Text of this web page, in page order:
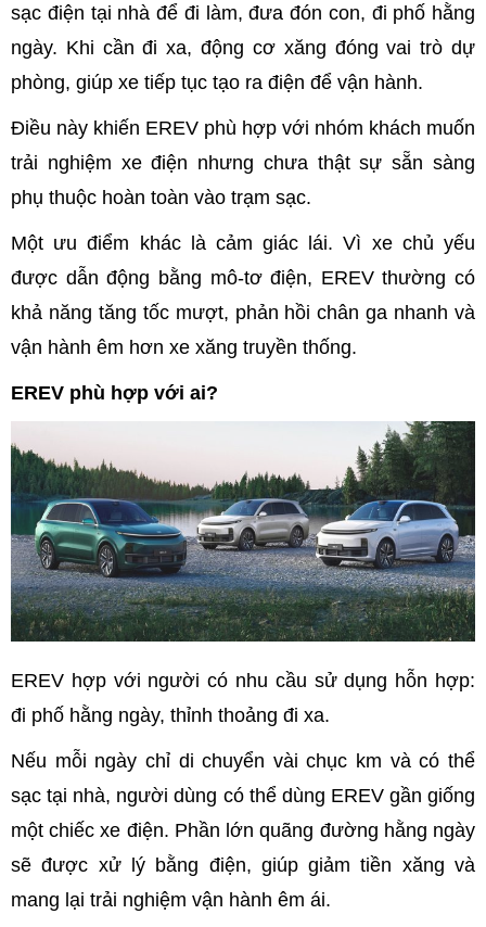
sạc điện tại nhà để đi làm, đưa đón con, đi phố hằng
ngày. Khi cần đi xa, động cơ xăng đóng vai trò dự
phòng, giúp xe tiếp tục tạo ra điện để vận hành.
Điều này khiến EREV phù hợp với nhóm khách muốn
trải nghiệm xe điện nhưng chưa thật sự sẵn sàng
phụ thuộc hoàn toàn vào trạm sạc.
Một ưu điểm khác là cảm giác lái. Vì xe chủ yếu
được dẫn động bằng mô-tơ điện, EREV thường có
khả năng tăng tốc mượt, phản hồi chân ga nhanh và
vận hành êm hơn xe xăng truyền thống.
EREV phù hợp với ai?
EREV hợp với người có nhu cầu sử dụng hỗn hợp:
đi phố hằng ngày, thỉnh thoảng đi xa.
Nếu mỗi ngày chỉ di chuyển vài chục km và có thể
sạc tại nhà, người dùng có thể dùng EREV gần giống
một chiếc xe điện. Phần lớn quãng đường hằng ngày
sẽ được xử lý bằng điện, giúp giảm tiền xăng và
mang lại trải nghiệm vận hành êm ái.